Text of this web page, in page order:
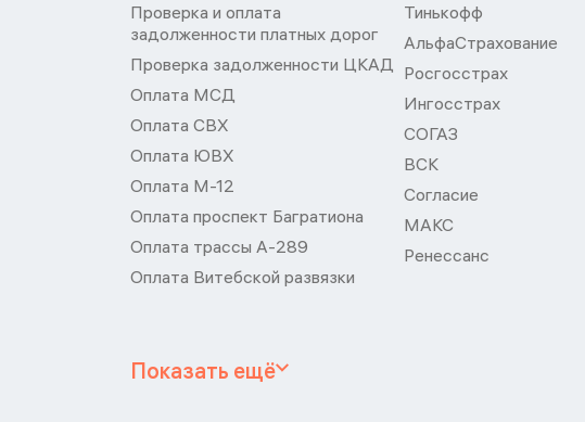
Проверка и оплата
задолженности платных дорог
Проверка задолженности ЦКАД
Оплата МСД
Оплата СВХ
Оплата ЮВХ
Оплата М-12
Оплата проспект Багратиона
Оплата трассы А-289
Оплата Витебской развязки
Тинькофф
АльфаСтрахование
Росгосстрах
Ингосстрах
СОГАЗ
ВСК
Согласие
МАКС
Ренессанс
Показать ещё